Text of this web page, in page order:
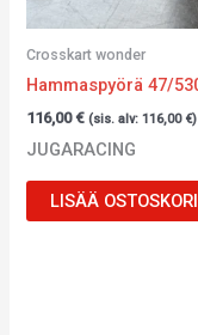
Crosskart wonder
Hammaspyörä 47/
116,00€ (sis. alv:116,00 €)
JUGARACING
LISÄÄ